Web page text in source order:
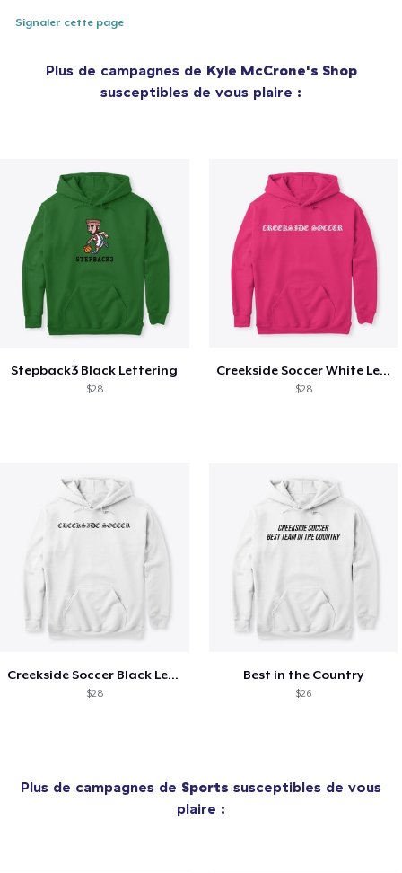
Signaler cette page
Plus de campagnes de Kyle McCrone's Shop
susceptibles de vous plaire :
Stepback3 Black Lettering
$28
Creekside Soccer White Lettering
$28
Creekside Soccer Black Lettering
$28
Best in the Country
$26
Plus de campagnes de Sports susceptibles de vous
plaire :